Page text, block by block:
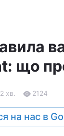
що
2 хв. 2124
на нас в